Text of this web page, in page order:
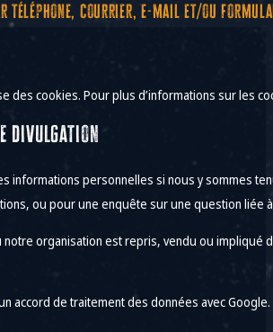
téléphone, courrier, e-mail et/ou
des cookies. Pour plus d’informations sur les
divulgation
informations personnelles si nous y sommes
ou pour une enquête sur une question liée
notre organisation est repris, vendu ou
accord de traitement des données avec Google.